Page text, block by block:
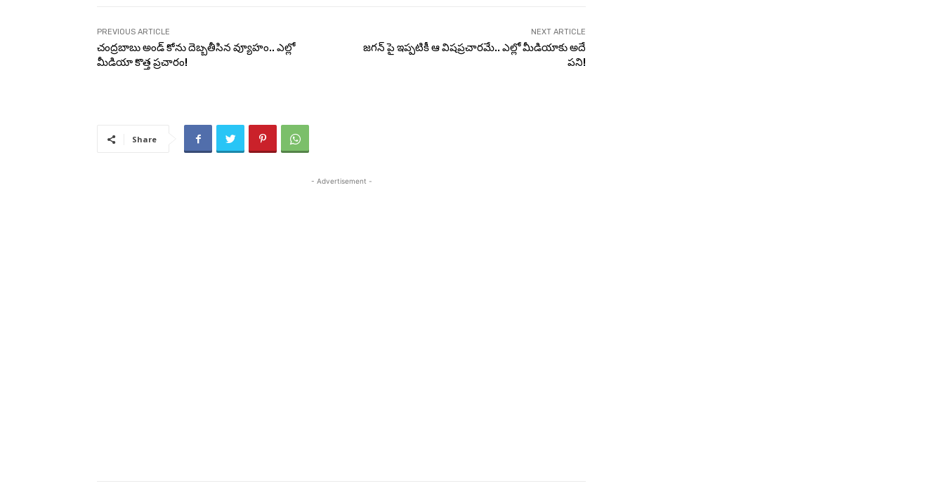
PREVIOUS ARTICLE
చంద్రబాబు అండ్ కోను దెబ్బతీసిన వ్యూహం.. ఎల్లో
మీడియా కొత్త ప్రచారం!
NEXT ARTICLE
జగన్ పై ఇప్పటికీ ఆ విషప్రచారమే.. ఎల్లో మీడియాకు అదే
పని!
Share
- Advertisement -